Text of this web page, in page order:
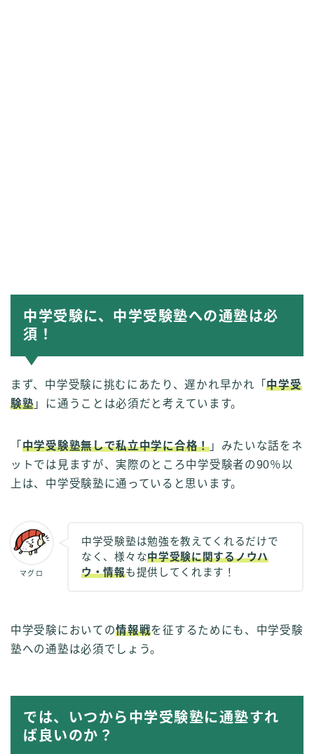
中学受験に、中学受験塾への通塾は必
須！
まず、中学受験に挑むにあたり、遅かれ早かれ「中学受
験塾 」に通うことは必須だと考えています。
「 中学受験塾無しで私立中学に合格！」みたいな話をネ
ットでは見ますが、実際のところ中学受験者の90％以
上は、中学受験塾に通っていると思います。
マグロ
中学受験塾は勉強を教えてくれるだけで
なく、様々な中学受験に関するノウハ
ウ・情報も提供してくれます！
中学受験においての情報戦を征するためにも、中学受験
塾への通塾は必須でしょう。
では、いつから中学受験塾に通塾すれ
ば良いのか？